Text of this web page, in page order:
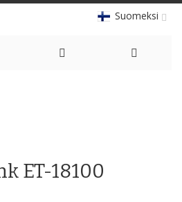
Suomeksi
ET-18100